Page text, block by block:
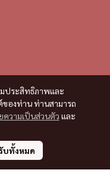
มประสิทธิภาพและ
ของท่าน ท่านสามารถ
ความเป็นส่วนตัว และ
บทั้งหมด